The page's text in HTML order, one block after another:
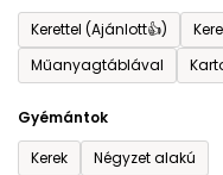
Kerettel (Ajánlott👍)
Műanyagtáblával
Gyémántok
Kerek
Négyzet alakú